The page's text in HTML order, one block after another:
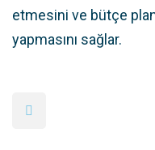
etmesini ve bütçe
yapmasını sağlar.